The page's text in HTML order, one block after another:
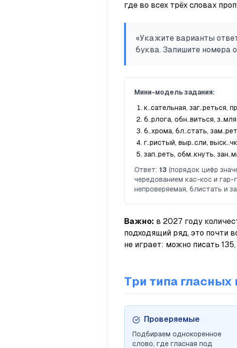
где во всех трёх словах
«Укажите варианты
буква. Запишите номера
Мини-модель задания:
к..сательная, заг..реться,
б..рлога, обн..виться, з..мля
б..хрома, бл..стать,
г..ристый, выр..сли,
зап..реть, обм..кнуть,
Ответ: 13 (порядок цифр
чередованием кас-кос и гар-
непроверяемая, блистать и
Важно: в 2027 году
подходящий ряд, это почти
не играет: можно писать 135,
Три типа гласных
Проверяемые
Подбираем однокоренное
слово, где гласная под